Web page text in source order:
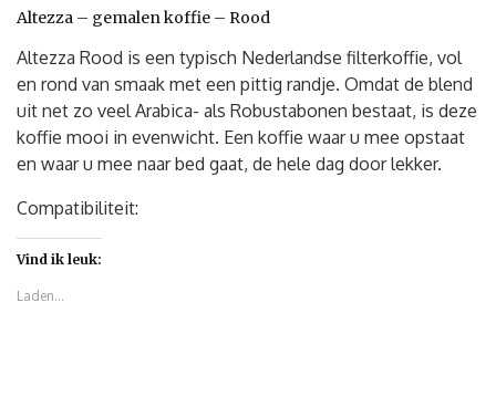
Altezza – gemalen koffie – Rood
Altezza Rood is een typisch Nederlandse filterkoffie, vol
en rond van smaak met een pittig randje. Omdat de blend
uit net zo veel Arabica- als Robustabonen bestaat, is deze
koffie mooi in evenwicht. Een koffie waar u mee opstaat
en waar u mee naar bed gaat, de hele dag door lekker.
Compatibiliteit:
Vind ik leuk:
Laden...